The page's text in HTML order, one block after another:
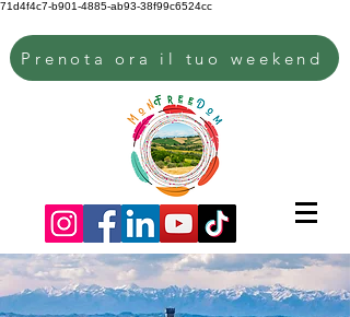
71d4f4c7-b901-4885-ab93-38f99c6524cc
Prenota ora il tuo weekend